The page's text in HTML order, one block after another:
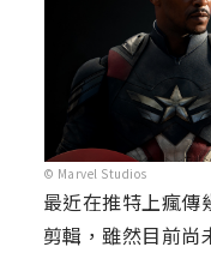
© Marvel Studios
最近在推特上瘋傳
剪輯，雖然目前尚